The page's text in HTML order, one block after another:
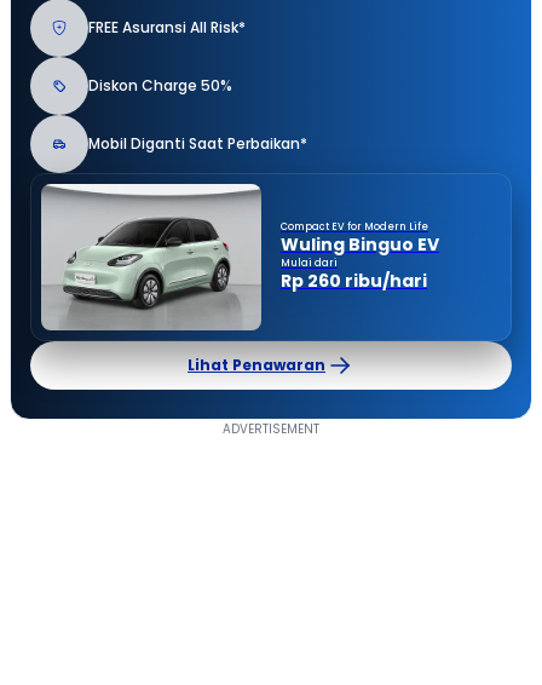
FREE Asuransi All Risk*
Diskon Charge 50%
Mobil Diganti Saat Perbaikan*
Compact EV for Modern Life
Wuling Binguo EV
Mulai dari
Rp 260 ribu/hari
Lihat Penawaran